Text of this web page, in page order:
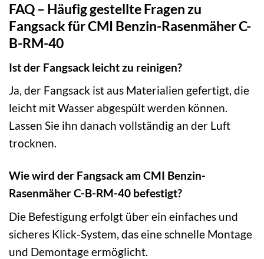
FAQ – Häufig gestellte Fragen zu
Fangsack für CMI Benzin-Rasenmäher C-
B-RM-40
Ist der Fangsack leicht zu reinigen?
Ja, der Fangsack ist aus Materialien gefertigt, die
leicht mit Wasser abgespült werden können.
Lassen Sie ihn danach vollständig an der Luft
trocknen.
Wie wird der Fangsack am CMI Benzin-
Rasenmäher C-B-RM-40 befestigt?
Die Befestigung erfolgt über ein einfaches und
sicheres Klick-System, das eine schnelle Montage
und Demontage ermöglicht.